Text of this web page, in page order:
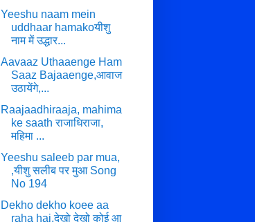
Yeeshu naam mein
uddhaar hamakoयीशु
नाम में उद्धार...
Aavaaz Uthaaenge Ham
Saaz Bajaaenge,आवाज
उठायेंगे,...
Raajaadhiraaja, mahima
ke saath राजाधिराजा,
महिमा ...
Yeeshu saleeb par mua,
,यीशु सलीब पर मुआ Song
No 194
Dekho dekho koee aa
raha hai,देखो देखो कोई आ